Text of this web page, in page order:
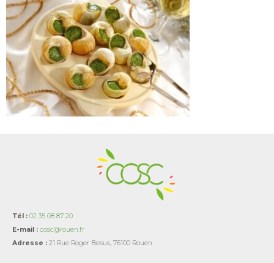
Tél : 02 35 08 87 20
E-mail : cosc@rouen.fr
Adresse : 21 Rue Roger Besus, 76100 Rouen